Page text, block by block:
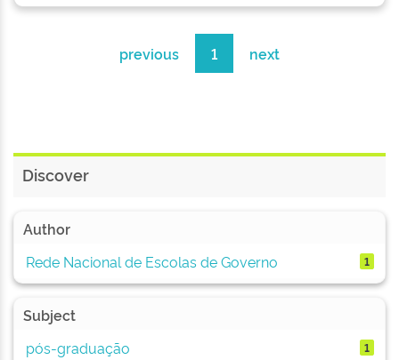
previous 1 next
Discover
Author
Rede Nacional de Escolas de Governo
1
Subject
pós-graduação
1